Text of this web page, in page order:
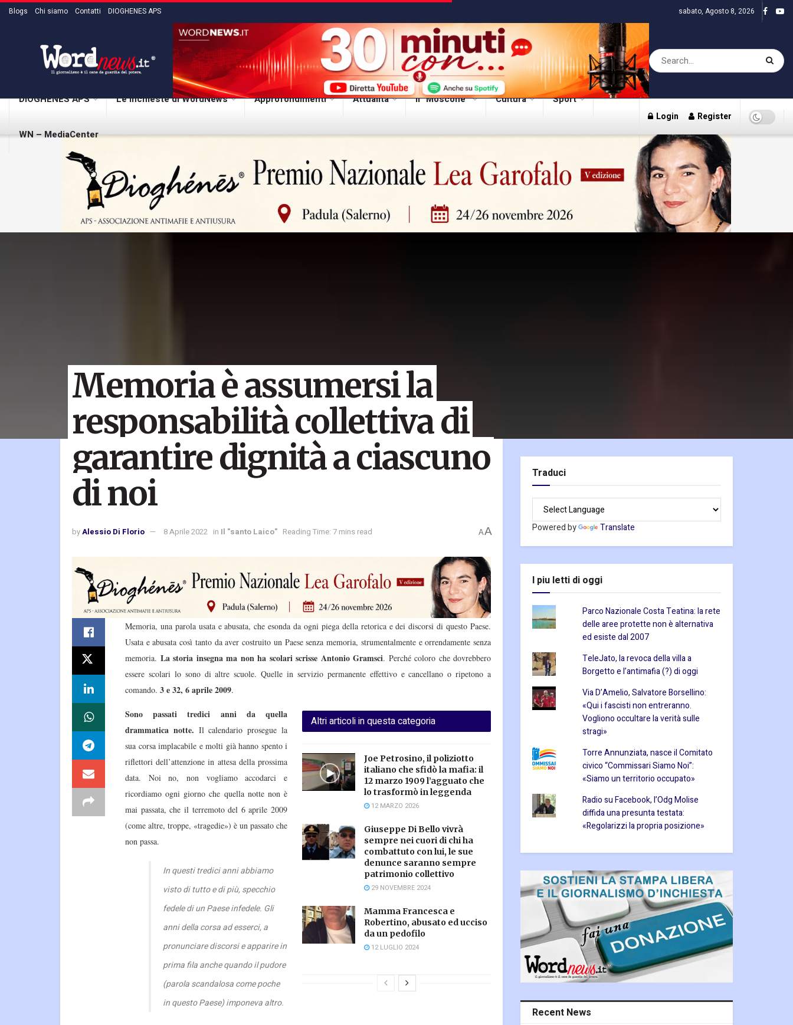
Blogs Chi siamo Contatti DIOGHENES APS sabato, Agosto 8, 2026
DIOGHENES APS Le inchieste di WordNews Approfondimenti Attualità Il “Moscone” Cultura Sport
WN – MediaCenter
Login Register
Memoria è assumersi la
responsabilità collettiva di
garantire dignità a ciascuno
di noi
byAlessio Di Florio 8 Aprile 2022 in Il "santo Laico" Reading Time: 7 mins read AA
Memoria, una parola usata e abusata, che esonda da ogni piega della retorica e dei discorsi di questo Paese.
Usata e abusata così tanto da aver costruito un Paese senza memoria, strumentalmente e orrendamente senza
memoria. La storia insegna ma non ha scolari scrisse Antonio Gramsci. Perché coloro che dovrebbero
essere scolari lo sono di altre scuole. Quelle in servizio permanente effettivo e cancellano o ripetono a
comando. 3 e 32, 6 aprile 2009.
Altri articoli in questa categoria
Joe Petrosino, il poliziotto
italiano che sfidò la mafia: il
12 marzo 1909 l’agguato che
lo trasformò in leggenda
12 MARZO 2026
Giuseppe Di Bello vivrà
sempre nei cuori di chi ha
combattuto con lui, le sue
denunce saranno sempre
patrimonio collettivo
29 NOVEMBRE 2024
Mamma Francesca e
Robertino, abusato ed ucciso
da un pedofilo
12 LUGLIO 2024
Sono passati tredici anni da quella
drammatica notte. Il calendario prosegue la
sua corsa implacabile e molti già hanno spento i
riflettori dell’attenzione in attesa della prossima
data. Noi no, non vogliamo accodarci e
ricordiamo ogni giorno che quella notte non è
mai passata, che il terremoto del 6 aprile 2009
(come altre, troppe, «tragedie») è un passato che
non passa.
In questi tredici anni abbiamo
visto di tutto e di più, specchio
fedele di un Paese infedele. Gli
anni della corsa ad esserci, a
pronunciare discorsi e apparire in
prima fila anche quando il pudore
(parola scandalosa come poche
in questo Paese) imponeva altro.
Traduci
Powered by Translate
I piu letti di oggi
Parco Nazionale Costa Teatina: la rete
delle aree protette non è alternativa
ed esiste dal 2007
TeleJato, la revoca della villa a
Borgetto e l’antimafia (?) di oggi
Via D’Amelio, Salvatore Borsellino:
«Qui i fascisti non entreranno.
Vogliono occultare la verità sulle
stragi»
Torre Annunziata, nasce il Comitato
civico “Commissari Siamo Noi”:
«Siamo un territorio occupato»
Radio su Facebook, l’Odg Molise
diffida una presunta testata:
«Regolarizzi la propria posizione»
Recent News